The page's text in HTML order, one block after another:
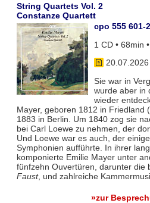
String Quartets Vol. 2
Constanze Quartett
cpo 555 601-2
1 CD • 68min
20.07.2026
Sie war in
wurde aber in
wieder
Mayer, geboren 1812 in Friedland
1883 in Berlin. Um 1840 zog sie
bei Carl Loewe zu nehmen, der
Und Loewe war es auch, der
Symphonien aufführte. In ihrer
komponierte Emilie Mayer unter
fünfzehn Ouvertüren, darunter die
Faust, und zahlreiche
»zur